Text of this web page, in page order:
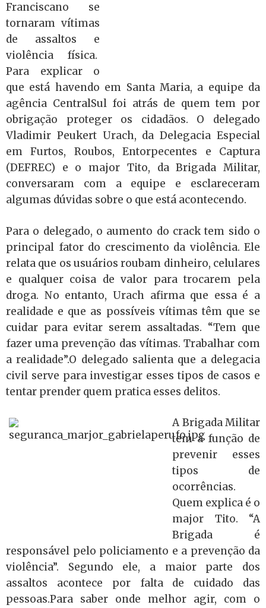
Franciscano se
tornaram vítimas
de assaltos e
violência física.
Para explicar o
que está havendo em Santa Maria, a equipe da
agência CentralSul foi atrás de quem tem por
obrigação proteger os cidadãos. O delegado
Vladimir Peukert Urach, da Delegacia Especial
em Furtos, Roubos, Entorpecentes e Captura
(DEFREC) e o major Tito, da Brigada Militar,
conversaram com a equipe e esclareceram
algumas dúvidas sobre o que está acontecendo.
Para o delegado, o aumento do crack tem sido o
principal fator do crescimento da violência. Ele
relata que os usuários roubam dinheiro, celulares
e qualquer coisa de valor para trocarem pela
droga. No entanto, Urach afirma que essa é a
realidade e que as possíveis vítimas têm que se
cuidar para evitar serem assaltadas. “Tem que
fazer uma prevenção das vítimas. Trabalhar com
a realidade”.O delegado salienta que a delegacia
civil serve para investigar esses tipos de casos e
tentar prender quem pratica esses delitos.
A Brigada Militar
tem a função de
prevenir esses
tipos de
ocorrências.
Quem explica é o
major Tito. “A
Brigada é
responsável pelo policiamento e a prevenção da
violência”. Segundo ele, a maior parte dos
assaltos acontece por falta de cuidado das
pessoas.Para saber onde melhor agir, com o